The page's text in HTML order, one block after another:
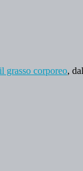
grasso corporeo,